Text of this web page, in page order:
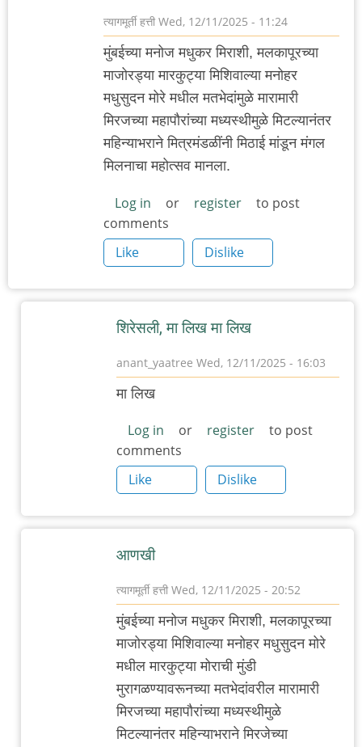
त्यागमूर्ती हत्ती Wed, 12/11/2025 - 11:24
मुंबईच्या मनोज मधुकर मिराशी, मलकापूरच्या
माजोरड्या मारकुट्या मिशिवाल्या मनोहर
मधुसुदन मोरे मधील मतभेदांमुळे मारामारी
मिरजच्या महापौरांच्या मध्यस्थीमुळे मिटल्यानंतर
महिन्याभराने मित्रमंडळींनी मिठाई मांडून मंगल
मिलनाचा महोत्सव मानला.
Log in or register
to post
comments
Like
Dislike
शिरेसली, मा लिख मा लिख
anant_yaatree Wed, 12/11/2025 - 16:03
In
म
चा
अनुप्रास
by
हत्ती
मा लिख
Log in or register
to post
comments
Like
Dislike
आणखी
त्यागमूर्ती हत्ती Wed, 12/11/2025 - 20:52
In
reply
चा
अनुप्रास
मुंबईच्या मनोज मधुकर मिराशी, मलकापूरच्या
माजोरड्या मिशिवाल्या मनोहर मधुसुदन मोरे
मधील मारकुट्या मोराची मुंडी
मुरागळण्यावरूनच्या मतभेदांवरील मारामारी
मिरजच्या महापौरांच्या मध्यस्थीमुळे
मिटल्यानंतर महिन्याभराने मिरजेच्या